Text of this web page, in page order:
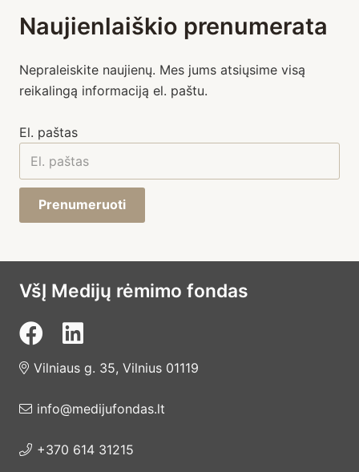
Naujienlaiškio prenumerata
Nepraleiskite naujienų. Mes jums atsiųsime visą
reikalingą informaciją el. paštu.
El. paštas
Prenumeruoti
VšĮ Medijų rėmimo fondas
Vilniaus g. 35, Vilnius 01119
info@medijufondas.lt
+370 614 31215